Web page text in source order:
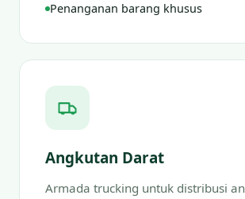
Penanganan barang khusus
Angkutan Darat
Armada trucking untuk distribusi